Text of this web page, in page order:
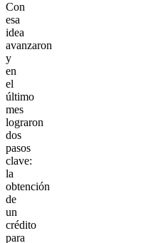
Con
esa
idea
avanzaron
y
en
el
último
mes
lograron
dos
pasos
clave:
la
obtención
de
un
crédito
para